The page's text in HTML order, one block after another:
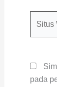
pada